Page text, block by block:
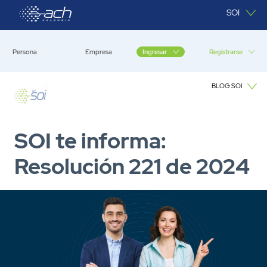
Saltar al contenido principal SOI
Persona Empresa Ingresar Registrarse
BLOG SOI
SOI te informa:
Resolución 221 de 2024